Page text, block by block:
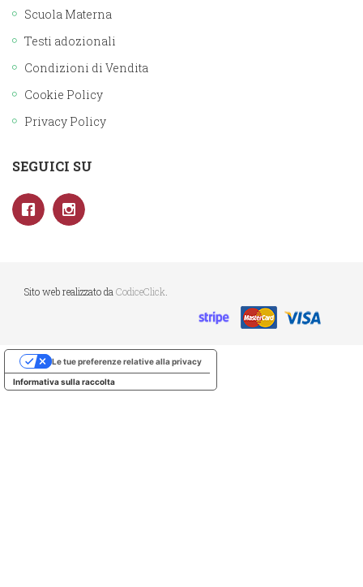
Scuola Materna
Testi adozionali
Condizioni di Vendita
Cookie Policy
Privacy Policy
SEGUICI SU
Sito web realizzato daCodiceClick.
Informativa sulla raccolta
Le tue preferenze relative alla privacy